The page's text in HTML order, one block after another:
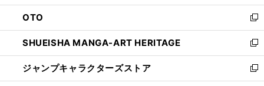
ウ
で
開
く
ン
ド
ウ
で
開
く
OTO
新
し
い
ウ
ィ
ン
SHUEISHA MANGA-ART HERITAGE
新
し
い
ウ
ジャンプキャラクターズストア
新
し